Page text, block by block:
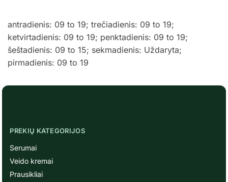
antradienis: 09 to 19; trečiadienis: 09 to 19;
ketvirtadienis: 09 to 19; penktadienis: 09 to 19;
šeštadienis: 09 to 15; sekmadienis: Uždaryta;
pirmadienis: 09 to 19
PREKIŲ KATEGORIJOS
Serumai
Veido kremai
Prausikliai